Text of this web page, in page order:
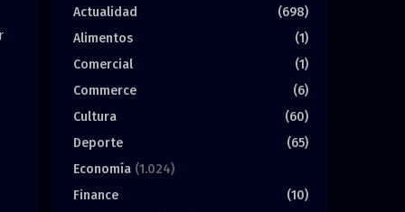
Actualidad
(698)
Alimentos
(1)
Comercial
(1)
Commerce
(6)
Cultura
(60)
Deporte
(65)
Economía (1.024)
Finance
(10)